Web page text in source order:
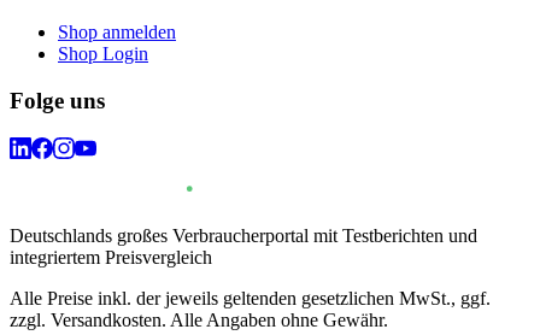
Shop anmelden
Shop Login
Folge uns
Deutschlands großes Verbraucherportal mit Testberichten und
integriertem Preisvergleich
Alle Preise inkl. der jeweils geltenden gesetzlichen MwSt., ggf.
zzgl. Versandkosten. Alle Angaben ohne Gewähr.